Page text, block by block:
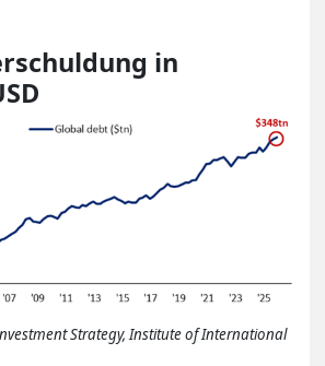
in
Strategy, Institute of International